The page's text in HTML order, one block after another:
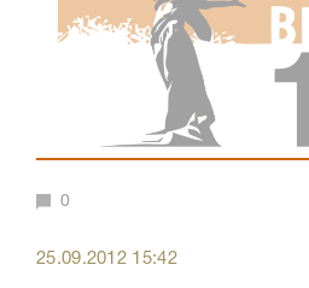
0
25.09.2012 15:42